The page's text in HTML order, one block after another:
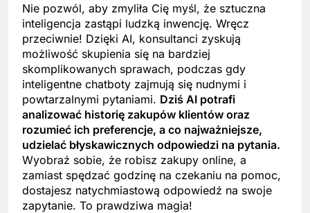
Nie pozwól, aby zmyliła Cię myśl, że sztuczna
inteligencja zastąpi ludzką inwencję. Wręcz
przeciwnie! Dzięki AI, konsultanci zyskują
możliwość skupienia się na bardziej
skomplikowanych sprawach, podczas gdy
inteligentne chatboty zajmują się nudnymi i
powtarzalnymi pytaniami. Dziś AI potrafi
analizować historię zakupów klientów oraz
rozumieć ich preferencje, a co najważniejsze,
udzielać błyskawicznych odpowiedzi na pytania.
Wyobraź sobie, że robisz zakupy online, a
zamiast spędzać godzinę na czekaniu na pomoc,
dostajesz natychmiastową odpowiedź na swoje
zapytanie. To prawdziwa magia!